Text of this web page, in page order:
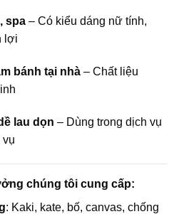
spa– Có kiểu dáng nữ tính,
lợi
bánh tại nhà– Chất liệu
lau dọn – Dùng trong dịch vụ
vụ
chúng tôi cung cấp:
: Kaki, kate, bố, canvas, chống